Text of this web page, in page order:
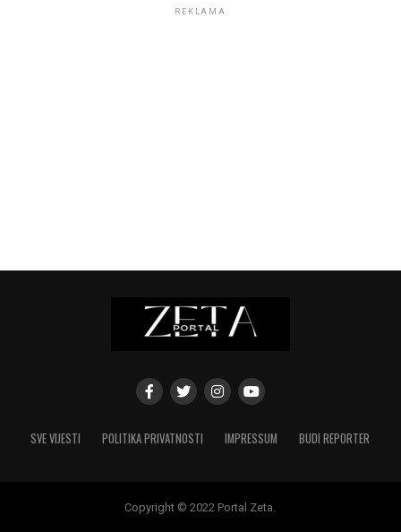
REKLAMA
SVE VIJESTI POLITIKA PRIVATNOSTI IMPRESSUM BUDI REPORTER
Copyright © 2022 Portal Zeta.